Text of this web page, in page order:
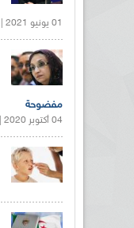
01 يونيو 2021 |
مفضوحة
04 أكتوبر 2020 |